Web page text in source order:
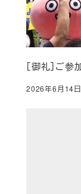
［御礼］ご
2026年6月14日